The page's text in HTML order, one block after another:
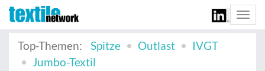
Top-Themen:
Spitze Outlast
IVGT
Jumbo-Textil